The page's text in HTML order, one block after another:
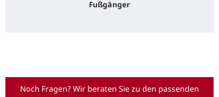
Fußgänger
Noch Fragen? Wir beraten Sie zu den passenden